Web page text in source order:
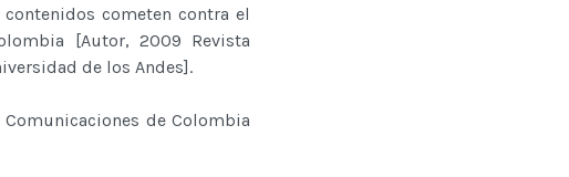
cometen contra el
[Autor, 2009 Revista
de los Andes].
de Colombia